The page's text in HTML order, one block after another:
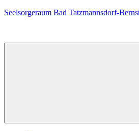
Zum
Seelsorgeraum Bad Tatzmannsdorf-